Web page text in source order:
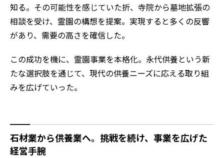
知る。その可能性を感じていた折、寺院から墓地拡張の
相談を受け、霊園の構想を提案。実現すると多くの反響
があり、需要の高さを確信した。
この成功を機に、霊園事業を本格化。永代供養という新
たな選択肢を通じて、現代の供養ニーズに応える取り組
みを広げていった。
石材業から供養業へ。挑戦を続け、事業を広げた
経営手腕